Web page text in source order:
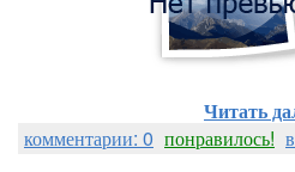
Читать
комментарии: 0 понравилось!